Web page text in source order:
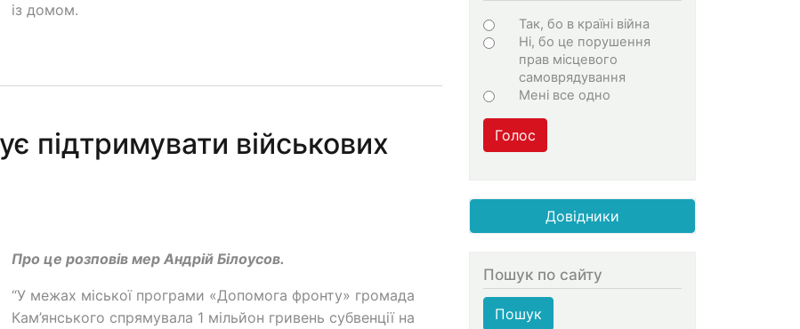
із домом.
підтримувати військових
Про це розповів мер Андрій Білоусов.
“У межах міської програми «Допомога фронту» громада
Кам’янського спрямувала 1 мільйон гривень субвенції на
Варіанти
Так, бо в країні війна
Ні, бо це порушення
прав місцевого
самоврядування
Мені все одно
Голос
Довідники
Пошук по сайту
Пошук